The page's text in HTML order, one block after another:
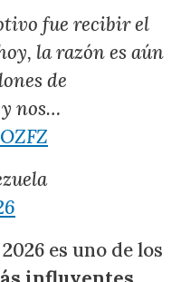
fue recibir el
la razón es aún
de
nos…
es uno de los